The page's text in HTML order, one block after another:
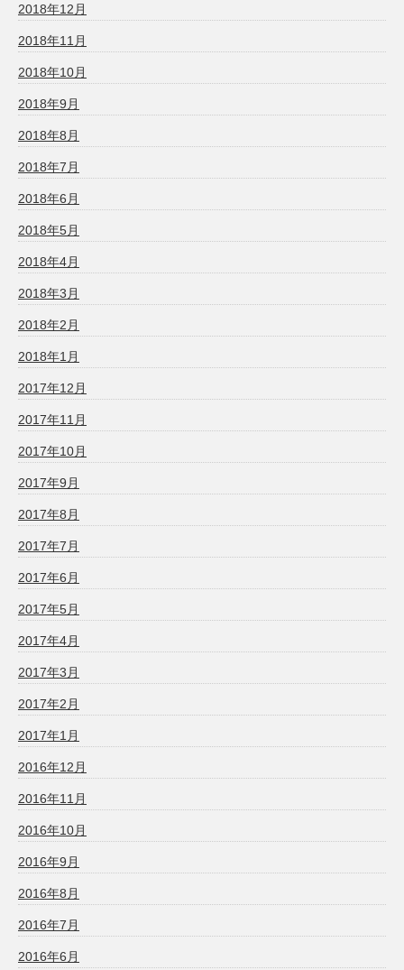
2018年12月
2018年11月
2018年10月
2018年9月
2018年8月
2018年7月
2018年6月
2018年5月
2018年4月
2018年3月
2018年2月
2018年1月
2017年12月
2017年11月
2017年10月
2017年9月
2017年8月
2017年7月
2017年6月
2017年5月
2017年4月
2017年3月
2017年2月
2017年1月
2016年12月
2016年11月
2016年10月
2016年9月
2016年8月
2016年7月
2016年6月